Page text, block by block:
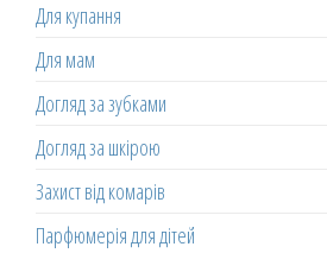
Для купання
Для мам
Догляд за зубками
Догляд за шкірою
Захист від комарів
Парфюмерія для дітей